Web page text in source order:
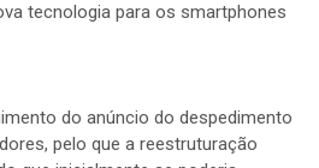
tecnologia para os smartphones
do anúncio do despedimento
pelo que a reestruturação